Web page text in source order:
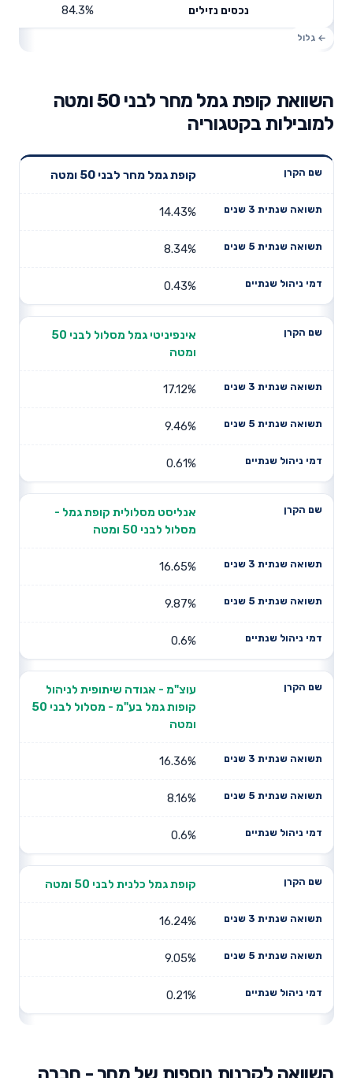
נכסים נזילים 84.3%
השוואת קופת גמל מחר לבני 50 ומטה
למובילות בקטגוריה
שנים
תשואה
דמי ניהול
קופת גמל מחר לבני 50 ומטה
14.43%
8.34%
0.43%
אינפיניטי גמל מסלול לבני 50
ומטה
17.12%
9.46%
0.61%
אנליסט מסלולית קופת גמל -
מסלול לבני 50 ומטה
16.65%
9.87%
0.6%
עוצ"מ - אגודה שיתופית לניהול
קופות גמל בע"מ - מסלול לבני 50
ומטה
16.36%
8.16%
0.6%
קופת גמל כלנית לבני 50 ומטה
16.24%
9.05%
0.21%